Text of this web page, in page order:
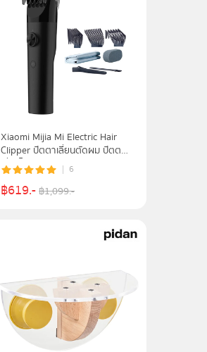
Xiaomi Mijia Mi Electric Hair
Clipper ปัตตาเลี่ยนตัดผม ปัตตา
เลี่ยนไร้สาย รับประกัน 1 ปี
6
฿619.-฿1,099.-